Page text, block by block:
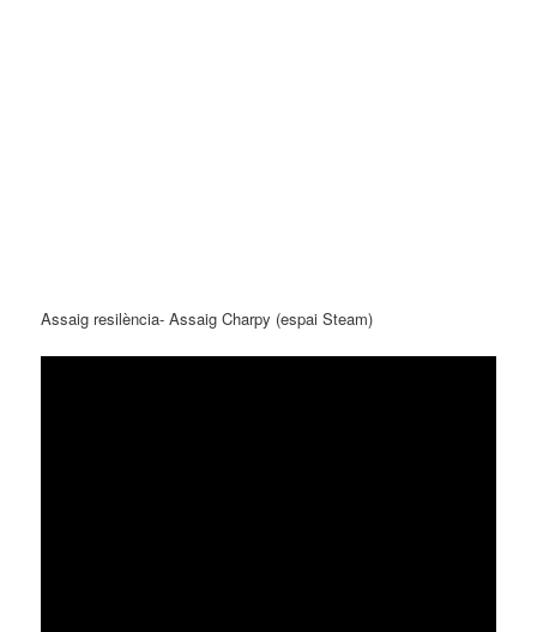
Assaig resilència- Assaig Charpy (espai Steam)